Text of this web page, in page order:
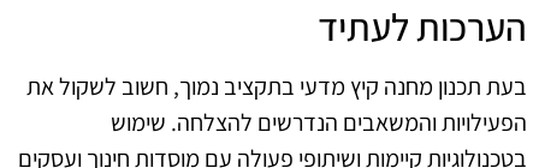
הערכות לעתיד
בעת תכנון מחנה קיץ מדעי בתקציב נמוך, חשוב לשקול את
הפעילויות והמשאבים הנדרשים להצלחה. שימוש
בטכנולוגיות קיימות ושיתופי פעולה עם מוסדות חינוך ועסקים